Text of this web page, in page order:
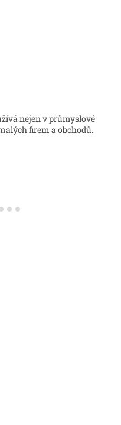
nejen v průmyslové
firem a obchodů.